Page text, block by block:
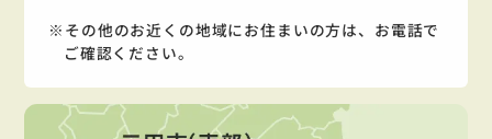
その他のお近くの地域にお住まいの方は、お電話で
ご確認ください。